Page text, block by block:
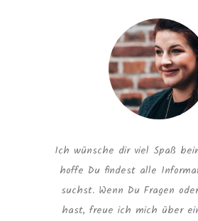
Ich wünsche dir viel Spaß
hoffe Du findest alle
suchst. Wenn Du Fragen
hast, freue ich mich über